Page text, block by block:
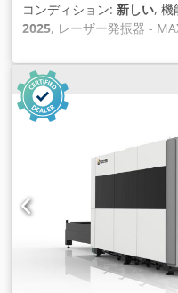
コンディション: 新しい, 機
2025, レーザー発振器 -
3000x1500mm 制御装置 -
Cypnest+Cypcut レーザー
カスヘッド 窒素プロポー
ライザー - 120kVA チラー
荷重：最大5760kg X/Y位
位置決め精度：±0.03
速度：1.5 G CNC制御 -